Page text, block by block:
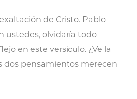
de Cristo. Pablo
ustedes, olvidaría todo
en este versículo. ¿Ve la
dos pensamientos merecen